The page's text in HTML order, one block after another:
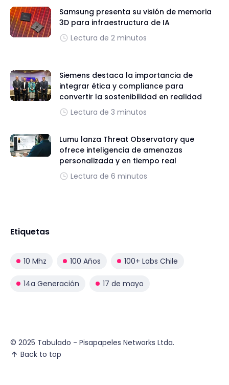
Samsung presenta su visión de memoria
3D para infraestructura de IA
Lectura de 2 minutos
Siemens destaca la importancia de
integrar ética y compliance para
convertir la sostenibilidad en realidad
Lectura de 3 minutos
Lumu lanza Threat Observatory que
ofrece inteligencia de amenazas
personalizada y en tiempo real
Lectura de 6 minutos
Etiquetas
10 Mhz 100 Años 100+ Labs Chile
14a Generación 17 de mayo
© 2025 Tabulado - Pisapapeles Networks Ltda.
Back to top